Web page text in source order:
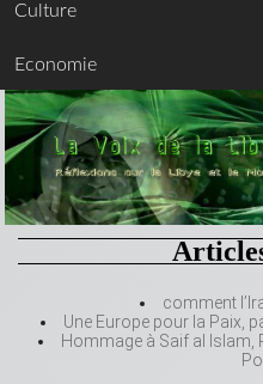
Culture
Economie
comment
Une Europe pour la Paix,
Hommage à Saif al Islam,